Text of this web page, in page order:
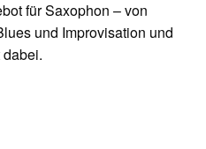
für Saxophon – von
und Improvisation und